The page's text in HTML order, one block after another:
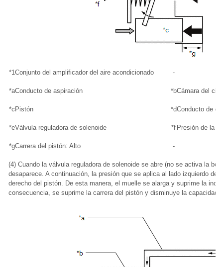
*1Conjunto del amplificador del aire acondicionado -
*aConducto de aspiración *bCámara del
*c Pistón *dConducto de
*eVálvula reguladora de solenoide *f Presión de la
*gCarrera del pistón: Alto -
(4) Cuando la válvula reguladora de solenoide se abre (no se activa la
desaparece. A continuación, la presión que se aplica al lado izquierdo
derecho del pistón. De esta manera, el muelle se alarga y suprime la
consecuencia, se suprime la carrera del pistón y disminuye la capacidad